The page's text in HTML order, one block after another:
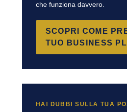
che funziona davvero.
SCOPRI COME
TUO BUSINESS
HAI DUBBI SULLA TUA